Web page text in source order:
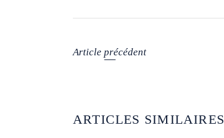
Article précédent
ARTICLES SIMILAIRES